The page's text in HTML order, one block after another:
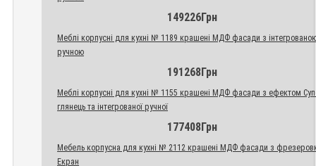
149226Грн
Меблі корпусні для кухні № 1189 крашені МДФ фасади з
ручною
191268Грн
Меблі корпусні для кухні № 1155 крашені МДФ фасади з ефектом
глянець та інтегрованої ручної
177408Грн
Мебель корпусна для кухні № 2112 крашені МДФ фасади з
Екран